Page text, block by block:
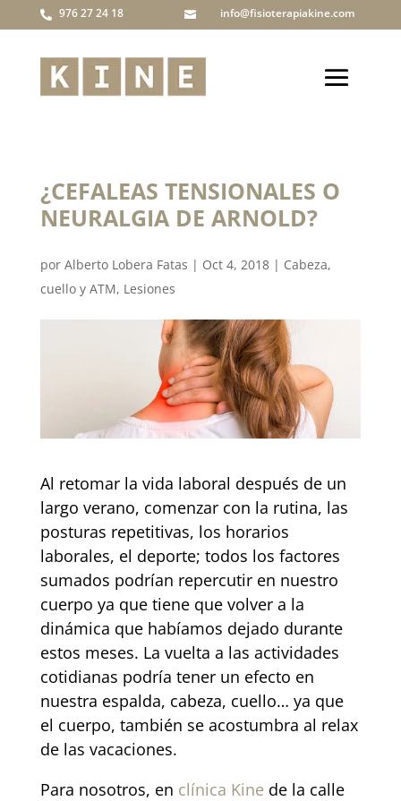
 976 27 24 18  info@fisioterapiakine.com
¿CEFALEAS TENSIONALES O
NEURALGIA DE ARNOLD?
por Alberto Lobera Fatas | Oct 4, 2018| Cabeza,
cuello y ATM, Lesiones
Al retomar la vida laboral después de un
largo verano, comenzar con la rutina, las
posturas repetitivas, los horarios
laborales, el deporte; todos los factores
sumados podrían repercutir en nuestro
cuerpo ya que tiene que volver a la
dinámica que habíamos dejado durante
estos meses. La vuelta a las actividades
cotidianas podría tener un efecto en
nuestra espalda, cabeza, cuello… ya que
el cuerpo, también se acostumbra al relax
de las vacaciones.
Para nosotros, en clínica Kine de la calle